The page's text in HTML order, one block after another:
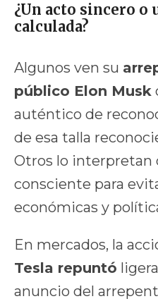
¿Un acto sincero o
calculada?
Algunos ven su
público Elon Musk
auténtico de
de esa talla
Otros lo interpretan
consciente para
económicas y
En mercados, la
Tesla repuntó
anuncio del